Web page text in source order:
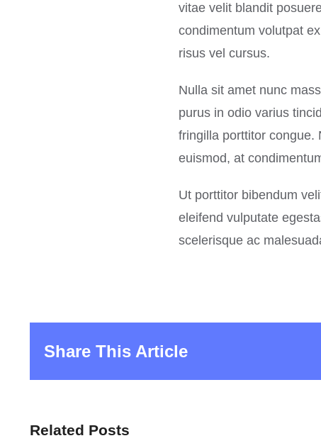
vitae velit blandit
condimentum volutpat
risus vel cursus.
Nulla sit amet nunc
purus in odio varius
fringilla porttitor congue.
euismod, at
Ut porttitor bibendum
eleifend vulputate
scelerisque ac
Share This Article
Related Posts